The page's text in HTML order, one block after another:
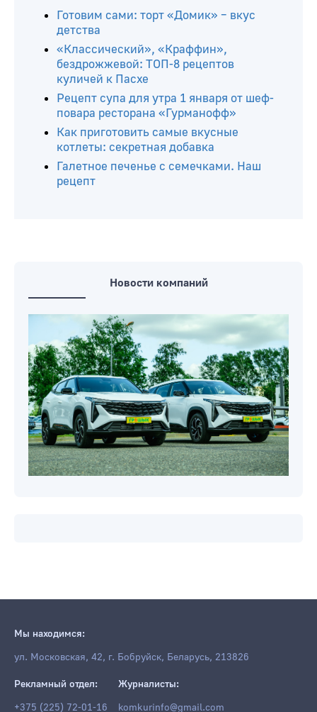
Читайте ещё
Готовим сами: торт «Домик» – вкус
детства
«Классический», «Краффин»,
бездрожжевой: ТОП-8 рецептов
куличей к Пасхе
Новости компаний